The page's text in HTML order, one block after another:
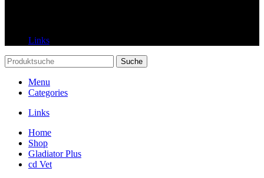
Links
Suche
Menu
Categories
Links
Home
Shop
Gladiator Plus
cd Vet